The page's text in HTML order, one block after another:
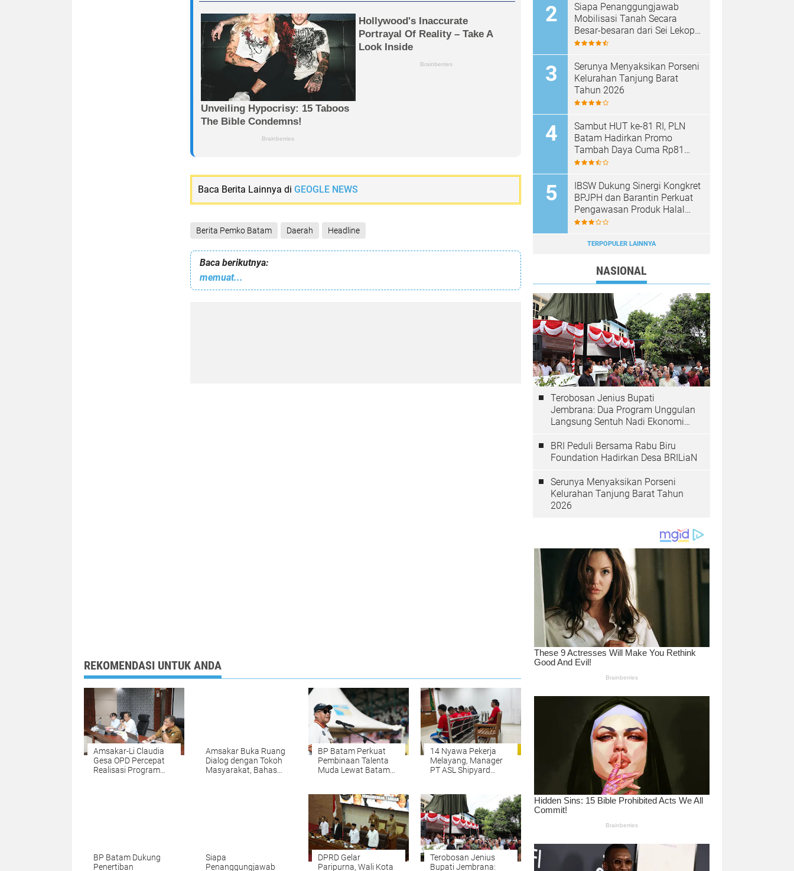
Baca Berita Lainnya di GEOGLE NEWS
Berita Pemko Batam Daerah Headline
Baca berikutnya:
memuat...
REKOMENDASI UNTUK ANDA
Amsakar-Li Claudia
Gesa OPD Percepat
Realisasi Program
Amsakar Buka Ruang
Dialog dengan Tokoh
Masyarakat, Bahas
BP Batam Perkuat
Pembinaan Talenta
Muda Lewat Batam
Festival 2026
14 Nyawa Pekerja
Melayang, Manager
PT ASL Shipyard
BP Batam Dukung
Penertiban
Siapa
Penanggungjawab
DPRD Gelar
Paripurna, Wali Kota
Terobosan Jenius
Bupati Jembrana:
Siapa Penanggungjawab
Mobilisasi Tanah Secara
Besar-besaran dari Sei Lekop
ke Marina Sekupang Batam?
Serunya Menyaksikan Porseni
Kelurahan Tanjung Barat
Tahun 2026
Sambut HUT ke-81 RI, PLN
Batam Hadirkan Promo
Tambah Daya Cuma Rp81
Ribu
IBSW Dukung Sinergi Kongkret
BPJPH dan Barantin Perkuat
Pengawasan Produk Halal
Impor
TERPOPULER LAINNYA
NASIONAL
Terobosan Jenius Bupati
Jembrana: Dua Program Unggulan
Langsung Sentuh Nadi Ekonomi
BRI Peduli Bersama Rabu Biru
Foundation Hadirkan Desa BRILiaN
Serunya Menyaksikan Porseni
Kelurahan Tanjung Barat Tahun
2026